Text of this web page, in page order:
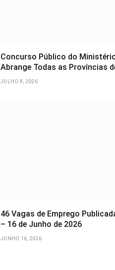
Concurso Público do
Abrange Todas as Províncias
JULHO 8, 2026
46 Vagas de Emprego
– 16 de Junho de 2026
JUNHO 16, 2026